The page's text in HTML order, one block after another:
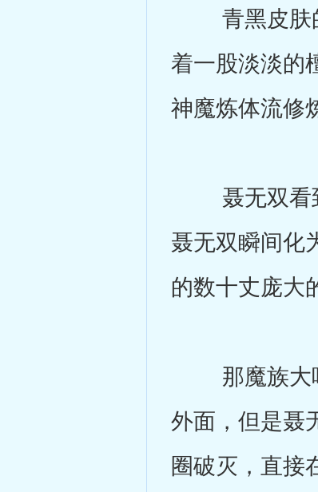
青黑皮肤的
着一股淡淡的
神魔炼体流修
聂无双看到
聂无双瞬间化
的数十丈庞大
那魔族大吼
外面，但是聂
圈破灭，直接